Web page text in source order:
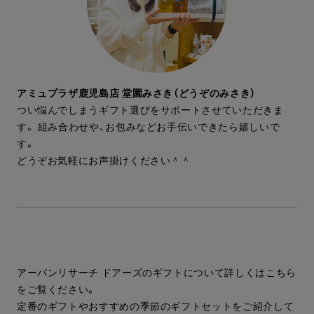
アミュプラザ鹿児島店 堂園みさき（どうぞのみさき）
つい悩んでしまうギフト選びをサポートさせていただきま
す。 組み合わせや、お包みなどお手伝いできたら嬉しいで
す。
どうぞお気軽にお声掛けください＾＾
アーバンリサーチ ドアーズのギフトについて詳しくはこちら
をご覧ください。
定番のギフトやおすすめの季節のギフトセットをご紹介して